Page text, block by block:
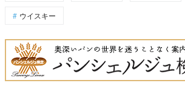
ウイスキー